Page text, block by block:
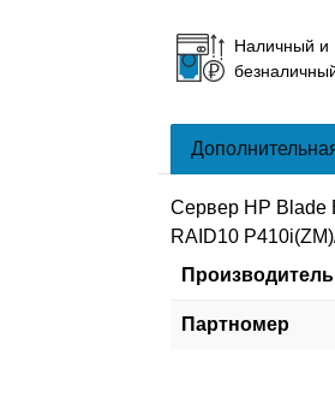
Наличный и
Сервер HP Blade
RAID10
Производитель
Партномер